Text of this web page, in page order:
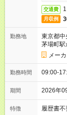
交通費
月収例
勤務地
東京都中
茅場町
メー
勤務時間 09:00-
期間 2026年
特徴 履歴書不